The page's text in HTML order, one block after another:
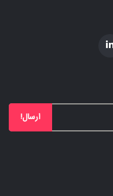
ارسال!